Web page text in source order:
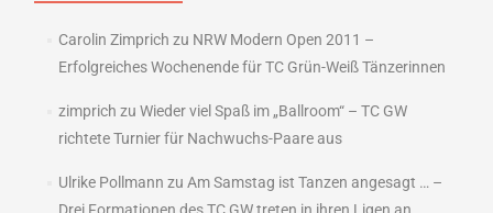
Carolin Zimprich zu NRW Modern Open 2011 –
Erfolgreiches Wochenende für TC Grün-Weiß Tänzerinnen
zimprich zu Wieder viel Spaß im „Ballroom“ – TC GW
richtete Turnier für Nachwuchs-Paare aus
Ulrike Pollmann zu Am Samstag ist Tanzen angesagt … –